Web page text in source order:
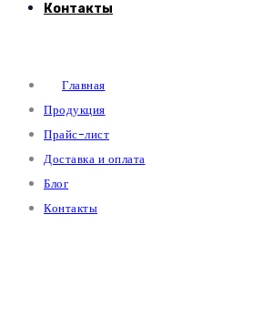
Контакты
Главная
Продукция
Прайс-лист
Доставка и оплата
Блог
Контакты